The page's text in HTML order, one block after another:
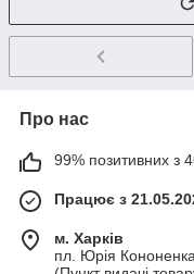
Про нас
99% позитивних з
Працює з
м. Харків
пл. Юрія